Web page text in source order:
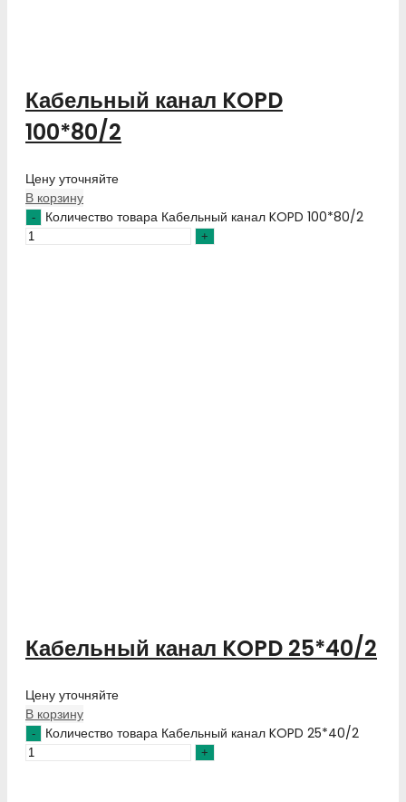
Кабельный канал KOPD
100*80/2
Цену уточняйте
В корзину
Количество товара Кабельный канал KOPD 100*80/2
Кабельный канал KOPD 25*40/2
Цену уточняйте
В корзину
Количество товара Кабельный канал KOPD 25*40/2